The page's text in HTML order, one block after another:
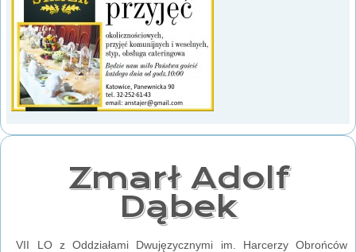
Zmarł Adolf
Dąbek
VII LO z Oddziałami Dwujęzycznymi im. Harcerzy Obrońców